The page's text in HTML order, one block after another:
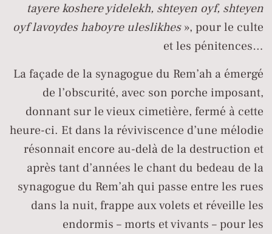
tayere koshere yidelekh, shteyen oyf, shteyen
oyf lavoydes haboyre uleslikhes», pour le culte
et les pénitences…
La façade de la synagogue du Rem’ah a émergé
de l’obscurité, avec son porche imposant,
donnant sur le vieux cimetière, fermé à cette
heure-ci. Et dans la réviviscence d’une mélodie
résonnait encore au-delà de la destruction et
après tant d’années le chant du bedeau de la
synagogue du Rem’ah qui passe entre les rues
dans la nuit, frappe aux volets et réveille les
endormis – morts et vivants – pour les